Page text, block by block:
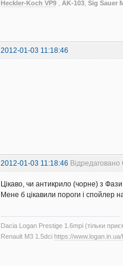
Heckler-Koch VP9
AK-103 ,Sig Sauer
2012-01-03 11:18:46
2012-01-03 11:18:46
Цікаво, чи антикрило (чорне) з
Мене б цікавили пороги і спойлер
Dacia Logan Prestige 1.6mpi (тільки
Renault M3 1.5dci https://